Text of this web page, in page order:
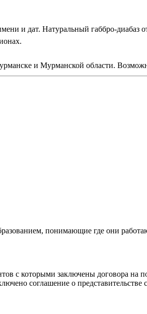
и дат. Натуральный габбро-
и Мурманской области.
понимающие где они
с которыми заключены договора
соглашение о